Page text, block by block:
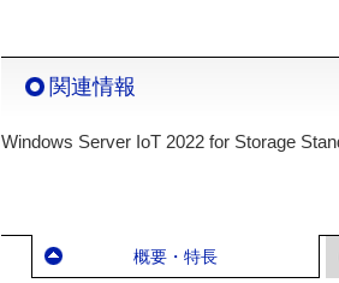
関連情報
Windows Server IoT 2022 for Storage
概要・特長